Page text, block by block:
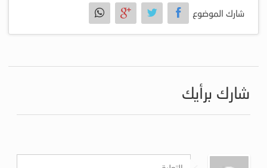
شارك الموضوع
شارك برأيك